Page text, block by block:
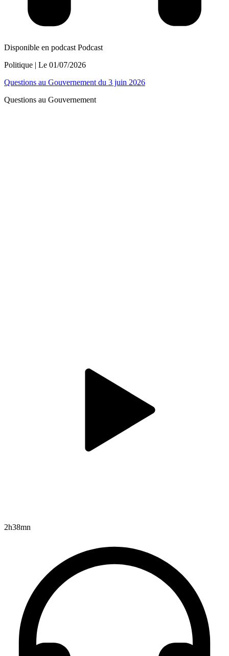
Disponible en podcast Podcast
Politique | Le 01/07/2026
Questions au Gouvernement du 3 juin 2026
Questions au Gouvernement
2h38mn